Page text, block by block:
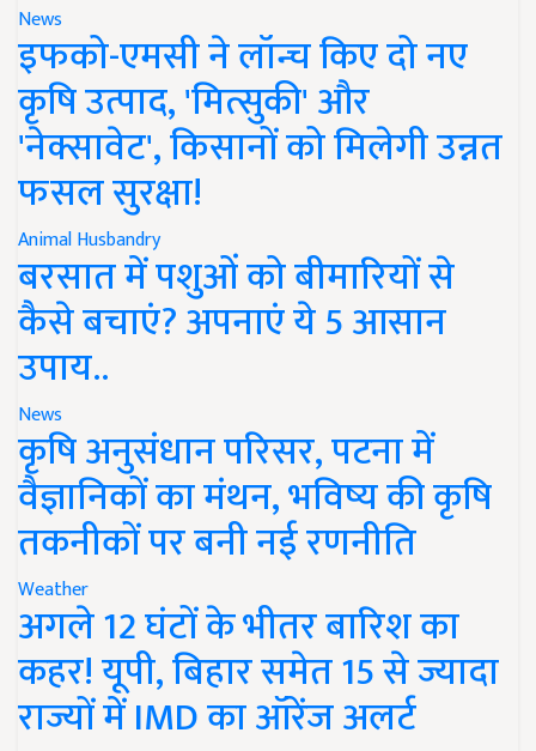
News
इफको-एमसी ने लॉन्च किए दो नए
कृषि उत्पाद, 'मित्सुकी' और
'नेक्सावेट', किसानों को मिलेगी उन्नत
फसल सुरक्षा!
Animal Husbandry
बरसात में पशुओं को बीमारियों से
कैसे बचाएं? अपनाएं ये 5 आसान
उपाय..
News
कृषि अनुसंधान परिसर, पटना में
वैज्ञानिकों का मंथन, भविष्य की कृषि
तकनीकों पर बनी नई रणनीति
Weather
अगले 12 घंटों के भीतर बारिश का
कहर! यूपी, बिहार समेत 15 से ज्यादा
राज्यों में IMD का ऑरेंज अलर्ट